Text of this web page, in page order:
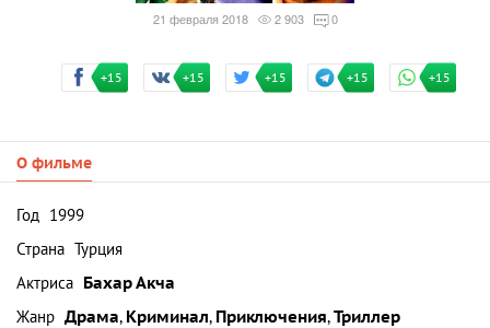
21 февраля 2018 2 903 0
+15 +15 +15 +15 +15
О фильме
Год 1999
Страна Турция
Актриса Бахар Акча
Жанр Драма, Криминал, Приключения,Триллер